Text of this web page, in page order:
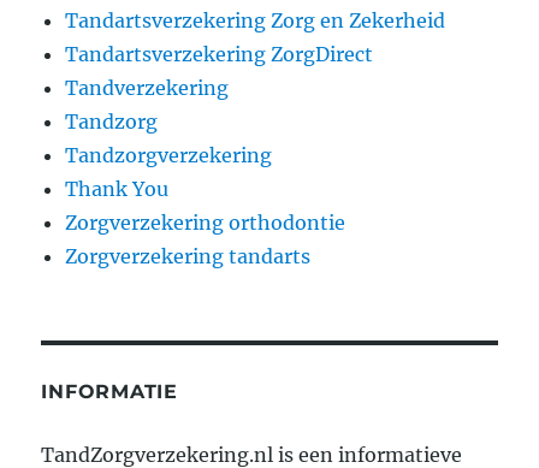
Tandartsverzekering Zorg en Zekerheid
Tandartsverzekering ZorgDirect
Tandverzekering
Tandzorg
Tandzorgverzekering
Thank You
Zorgverzekering orthodontie
Zorgverzekering tandarts
INFORMATIE
TandZorgverzekering.nl is een informatieve